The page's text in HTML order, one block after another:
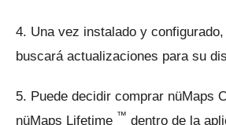
4. Una vez instalado y
buscará actualizaciones para su
5. Puede decidir comprar nüMaps
nüMaps Lifetime ™ dentro de la